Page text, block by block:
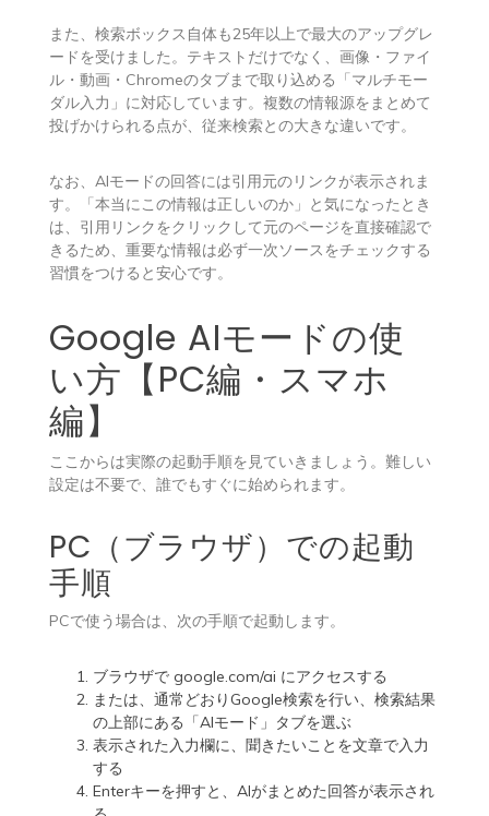
また、検索ボックス自体も25年以上で最大のアップグレ
ードを受けました。テキストだけでなく、画像・ファイ
ル・動画・Chromeのタブまで取り込める「マルチモー
ダル入力」に対応しています。複数の情報源をまとめて
投げかけられる点が、従来検索との大きな違いです。
なお、AIモードの回答には引用元のリンクが表示されま
す。「本当にこの情報は正しいのか」と気になったとき
は、引用リンクをクリックして元のページを直接確認で
きるため、重要な情報は必ず一次ソースをチェックする
習慣をつけると安心です。
Google AIモードの使
い方【PC編・スマホ
編】
ここからは実際の起動手順を見ていきましょう。難しい
設定は不要で、誰でもすぐに始められます。
PC（ブラウザ）での起動
手順
PCで使う場合は、次の手順で起動します。
ブラウザで google.com/ai にアクセスする
または、通常どおりGoogle検索を行い、検索結果
の上部にある「AIモード」タブを選ぶ
表示された入力欄に、聞きたいことを文章で入力
する
Enterキーを押すと、AIがまとめた回答が表示され